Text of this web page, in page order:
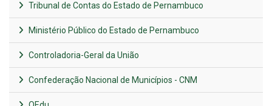
Tribunal de Contas do Estado de Pernambuco
Ministério Público do Estado de Pernambuco
Controladoria-Geral da União
Confederação Nacional de Municípios - CNM